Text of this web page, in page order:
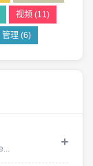
视频 (11)
管理(6)